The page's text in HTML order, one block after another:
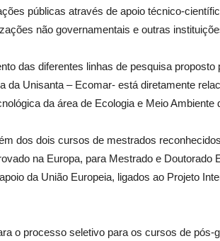
públicas através de apoio técnico-
não governamentais e outras
das diferentes linhas de pesquisa
da Unisanta – Ecomar- está diretamente
da área de Ecologia e Meio Ambiente
dos dois cursos de mestrados
na Europa, para Mestrado e Doutorado
da União Europeia, ligados ao Projeto
o processo seletivo para os cursos de pós-